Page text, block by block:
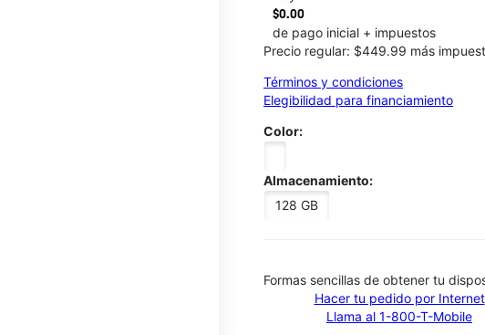
$0.00
de pago inicial + impuestos
Precio regular: $449.99 más
Términos y condiciones
Elegibilidad para financiamiento
Color:
Almacenamiento:
128 GB
​​​​​​​Formas sencillas de obtener tu
Hacer tu pedido por Internet
Llama al 1-800-T-Mobile